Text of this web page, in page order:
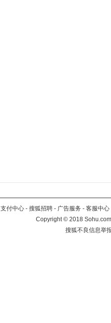
支付中心 - 搜狐招聘 - 广告服务 - 客服中心
Copyright©2018
搜狐不良信息举